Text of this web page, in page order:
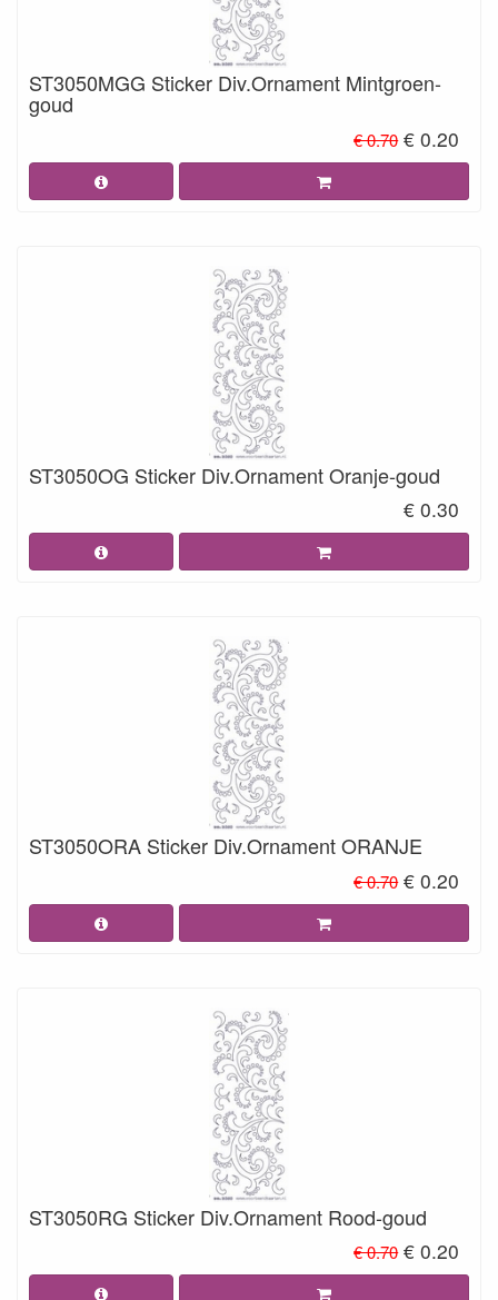
ST3050MGG Sticker Div.Ornament Mintgroen-
goud
€ 0.70 € 0.20
ST3050OG Sticker Div.Ornament Oranje-goud
€ 0.30
ST3050ORA Sticker Div.Ornament ORANJE
€ 0.70 € 0.20
ST3050RG Sticker Div.Ornament Rood-goud
€ 0.70 € 0.20